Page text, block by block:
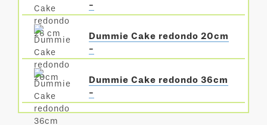
-
Dummie Cake redondo 20cm
-
Dummie Cake redondo 36cm
-